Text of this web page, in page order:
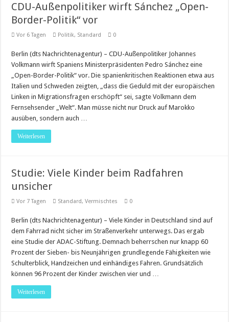
CDU-Außenpolitiker wirft Sánchez „Open-
Border-Politik“ vor
Vor 6 Tagen Politik, Standard 0
Berlin (dts Nachrichtenagentur) – CDU-Außenpolitiker Johannes
Volkmann wirft Spaniens Ministerpräsidenten Pedro Sánchez eine
„Open-Border-Politik“ vor. Die spanienkritischen Reaktionen etwa aus
Italien und Schweden zeigten, „dass die Geduld mit der europäischen
Linken in Migrationsfragen erschöpft“ sei, sagte Volkmann dem
Fernsehsender „Welt“. Man müsse nicht nur Druck auf Marokko
ausüben, sondern auch …
Weiterlesen
Studie: Viele Kinder beim Radfahren
unsicher
Vor 7 Tagen Standard,Vermischtes 0
Berlin (dts Nachrichtenagentur) – Viele Kinder in Deutschland sind auf
dem Fahrrad nicht sicher im Straßenverkehr unterwegs. Das ergab
eine Studie der ADAC-Stiftung. Demnach beherrschen nur knapp 60
Prozent der Sieben- bis Neunjährigen grundlegende Fähigkeiten wie
Schulterblick, Handzeichen und einhändiges Fahren. Grundsätzlich
können 96 Prozent der Kinder zwischen vier und …
Weiterlesen